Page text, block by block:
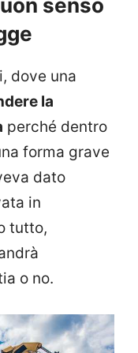
senso
dove una
la
perché dentro
forma grave
dato
in
tutto,
o no.